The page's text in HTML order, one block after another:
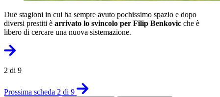
Due stagioni in cui ha sempre avuto pochissimo spazio e dopo
diversi prestiti è arrivato lo svincolo per Filip Benkovic che è
libero di cercare una nuova sistemazione.
2 di 9
Prossima scheda 2 di 9